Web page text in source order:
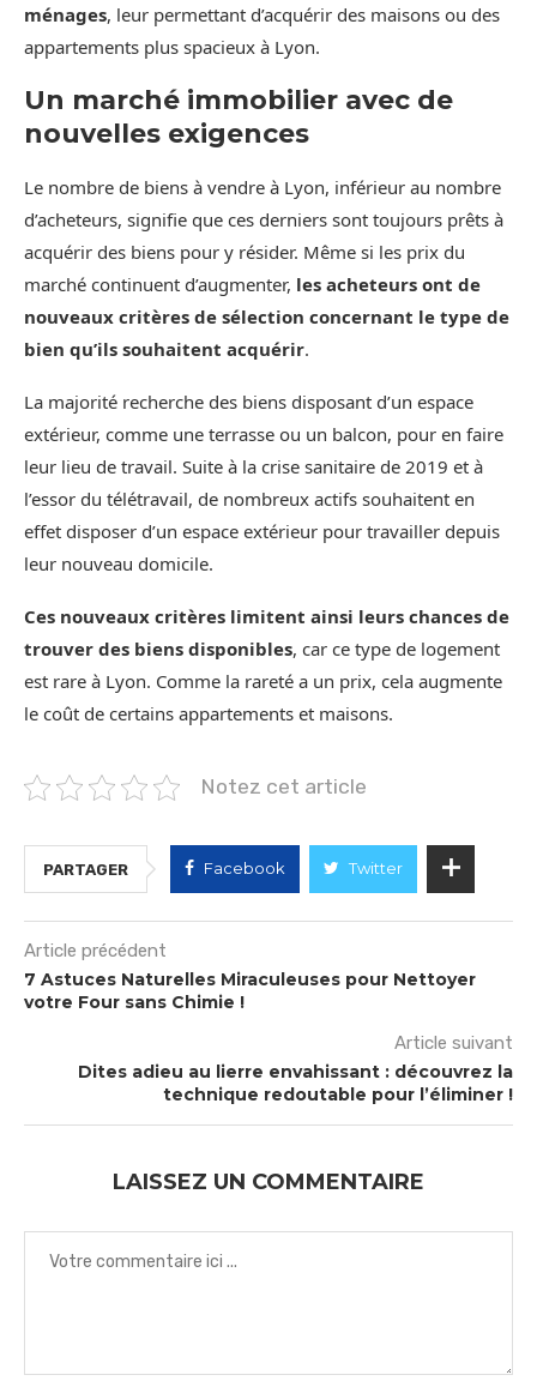
ménages, leur permettant d’acquérir des maisons ou des
appartements plus spacieux à Lyon.
Un marché immobilier avec de
nouvelles exigences
Le nombre de biens à vendre à Lyon, inférieur au nombre
d’acheteurs, signifie que ces derniers sont toujours prêts à
acquérir des biens pour y résider. Même si les prix du
marché continuent d’augmenter, les acheteurs ont de
nouveaux critères de sélection concernant le type de
bien qu’ils souhaitent acquérir.
La majorité recherche des biens disposant d’un espace
extérieur, comme une terrasse ou un balcon, pour en faire
leur lieu de travail. Suite à la crise sanitaire de 2019 et à
l’essor du télétravail, de nombreux actifs souhaitent en
effet disposer d’un espace extérieur pour travailler depuis
leur nouveau domicile.
Ces nouveaux critères limitent ainsi leurs chances de
trouver des biens disponibles, car ce type de logement
est rare à Lyon. Comme la rareté a un prix, cela augmente
le coût de certains appartements et maisons.
Notez cet article
PARTAGER Facebook Twitter
Article précédent
7 Astuces Naturelles Miraculeuses pour Nettoyer
votre Four sans Chimie !
Article suivant
Dites adieu au lierre envahissant : découvrez la
technique redoutable pour l’éliminer !
LAISSEZ UN COMMENTAIRE